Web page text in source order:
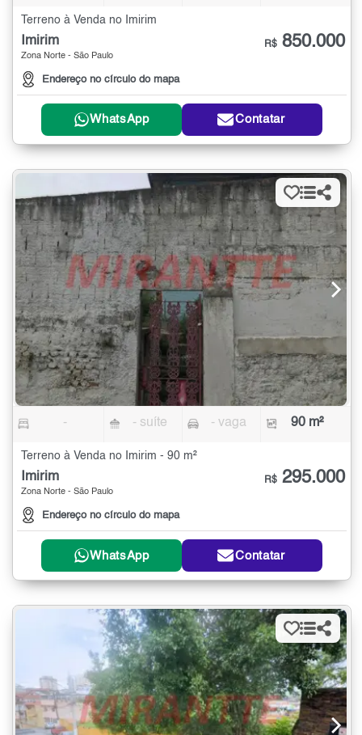
Terreno à Venda no Imirim
Imirim
Zona Norte - São Paulo
Endereço no círculo do mapa
R$ 850.000
WhatsApp Contatar
- - suíte - vaga 90 m²
Terreno à Venda no Imirim - 90 m²
Imirim
Zona Norte - São Paulo
Endereço no círculo do mapa
R$ 295.000
WhatsApp Contatar